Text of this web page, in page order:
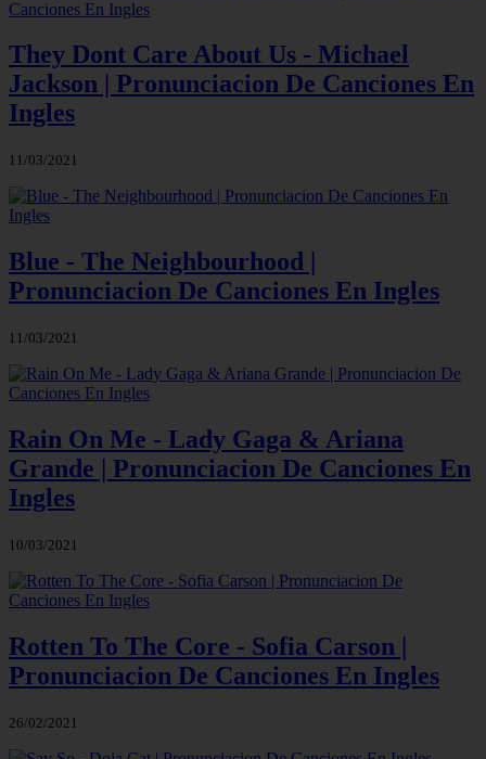
They Dont Care About Us - Michael
Jackson | Pronunciacion De Canciones En
Ingles
11/03/2021
Blue - The Neighbourhood |
Pronunciacion De Canciones En Ingles
11/03/2021
Rain On Me - Lady Gaga & Ariana
Grande | Pronunciacion De Canciones En
Ingles
10/03/2021
Rotten To The Core - Sofia Carson |
Pronunciacion De Canciones En Ingles
26/02/2021